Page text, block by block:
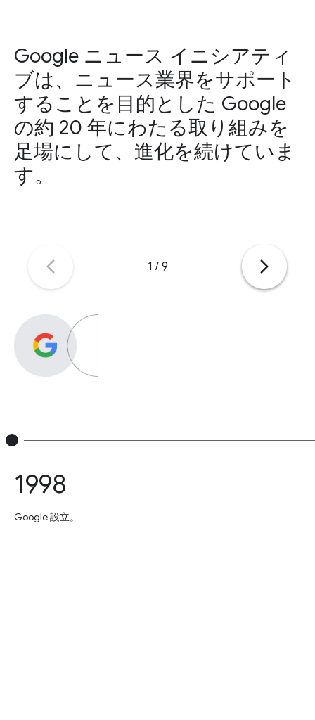
Google ニュース イニシアティ
ブは、ニュース業界をサポート
することを目的とした Google
の約 20 年にわたる取り組みを
足場にして、進化を続けていま
す。
1 / 9
arrow_back_ios_new arrow_forward_ios
1998
Google 設立。